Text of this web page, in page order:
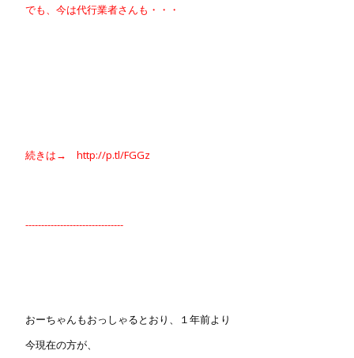
でも、今は代行業者さんも・・・
続きは→ http://p.tl/FGGz
-------------------------------
おーちゃんもおっしゃるとおり、１年前より
今現在の方が、